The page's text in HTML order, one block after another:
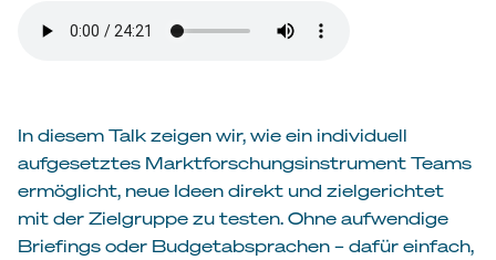
In diesem Talk zeigen wir, wie ein individuell
aufgesetztes Marktforschungsinstrument Teams
ermöglicht, neue Ideen direkt und zielgerichtet
mit der Zielgruppe zu testen. Ohne aufwendige
Briefings oder Budgetabsprachen – dafür einfach,